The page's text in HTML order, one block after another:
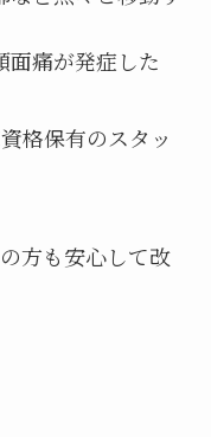
面痛が発症した
格保有のスタッ
方も安心して改